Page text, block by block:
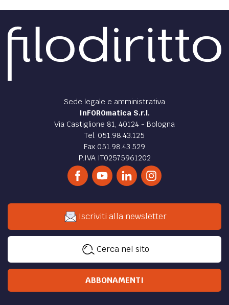
Sede legale e amministrativa
InFOROmatica S.r.l.
Via Castiglione 81, 40124 - Bologna
Tel. 051.98.43.125
Fax 051.98.43.529
P.IVA IT02575961202
Iscriviti alla newsletter
Cerca nel sito
ABBONAMENTI